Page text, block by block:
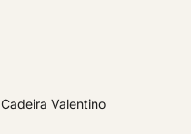
Cadeira Valentino